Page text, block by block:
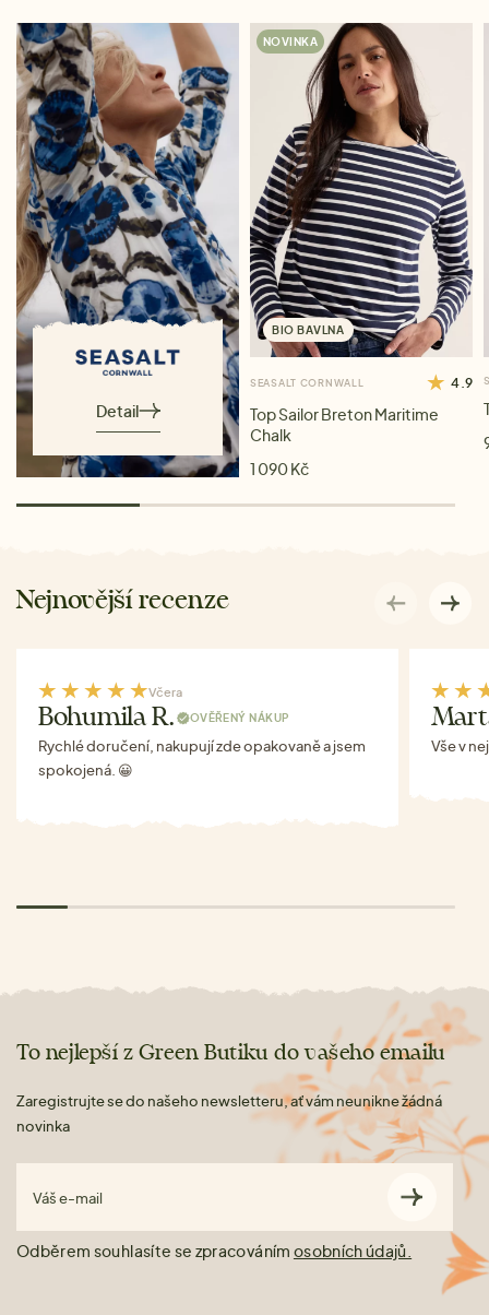
Detail
NOVINKA
BIO BAVLNA
SEASALT CORNWALL 4.9
Top Sailor Breton Maritime
Chalk
1 090 Kč
Nejnovější recenze
Včera
Bohumila R. OVĚŘENÝ NÁKUP
Rychlé doručení, nakupují zde opakovaně a jsem
spokojená. 😀
Vše v
To nejlepší z Green Butiku do vašeho emailu
Zaregistrujte se do našeho newsletteru, ať vám neunikne žádná
novinka
Váš e-mail
Odběrem souhlasíte se zpracováním osobních údajů.